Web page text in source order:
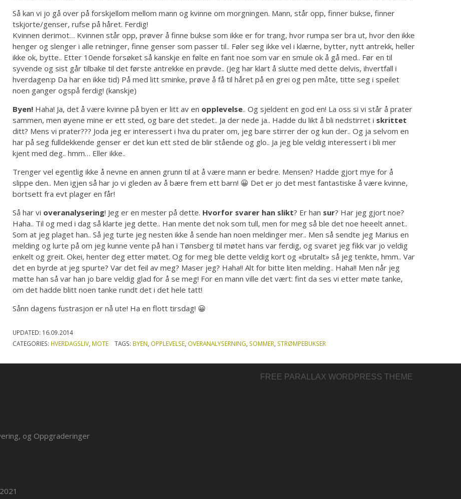
Så kan vi jo gå over på forskjellom mellom mann og kvinne om morgningen. Mann, står opp, finner bukse, finner
tskjorte/genser, rufse på håret. Ferdig!
Kvinnen derimot… Kvinnen står opp, prøver å finne bukse som ikke er for trang, hvor rumpa ser bra ut, hvor den ikke
henger og slenger i alle retninger, finne genser som passer til.. Føler seg ikke vel i klærne, bytter, nytt antrekk, heller
ikke ok, bytte.. Etter 10ende forsøket så kanskje en følte en fant noe som var en smule ok å gå med.. Før en til
syvende og sist går tilbake til det første antrekke en prøvde.. (Jeg har klart å slutte med dette delvis, ihvertfall i
hverdagen:p Da har en ikke tid) På med litt sminke, prøve å få til håret på en grei og pen måte, titte seg i speilet
noen ganger ogspå ferdig! (kanskje)
Byen! Haha! Ja, det å være kvinne på byen er litt av en opplevelse.. Og sjeldent en god en! La oss si vi står å prater
sammen, men øyene mine er ett sted, og bare det stedet.. Ja der nede ja.. Hadde du likt å bli nedstirret i skrittet
ditt? Mens vi prater??? Joda jeg er interessert i hva du prater om, jeg bare stirrer der og kun der.. Og ja selvom en
har på seg fulldekkende genser er det kun ett sted de blir stående og glo.. Ja jeg ble veldig interessert i bli mer
kjent med deg.. hmm… Eller ikke..
Trenger vel egentlig ikke å nevne en annen grunn til at å være mann er bedre. Mensen? Hadde gjort mye for å
slippe den.. Men igjen så har jo vi gleden av å bære frem ett barn! 😀 Det er jo det mest fantastiske å være kvinne,
bortsett fra evt plager en får!
Så har vi overanalysering! Jeg er en mester på dette. Hvorfor svarer han slikt? Er han sur? Har jeg gjort noe?
Haha.. Til og med i dag så klarte jeg dette.. Han mente det nok som tull, men for meg så ble det noe heeelt annet..
Som at jeg plaget han.. Så jeg turte jeg nesten ikke å sende han noen meldinger mer.. Men så sendte jeg Marius en
melding og lurte på om jeg kunne vente på han i Tønsberg til møtet hans var ferdig, og svaret jeg fikk var jo veldig
enkelt og greit. Okei, henter deg etter møtet. Og for meg ble dette veldig kort og «brutalt» så jeg tenkte, hmm.. Var
det en byrde at jeg spurte? Var det feil av meg? Maser jeg? Haha!! Alt for bitte liten melding.. Haha!! Men når jeg
møtte han så var han jo bare veldig glad for å se meg! For en mann ville det vært: fint da ses vi etter møte tanke,
om det hadde blitt noen tanke rundt det i det hele tatt!
Sånn dagens fustrasjon er nå ute! Ha en flott tirsdag! 😀
UPDATED: 16.09.2014
CATEGORIES: HVERDAGSLIV MOTE TAGS: BYEN OPPLEVELSE, OVERANALYSERNING SOMMER STRØMPEBUKSER
og Oppgraderinger
FREE PARALLAX WORDPRESS THEME